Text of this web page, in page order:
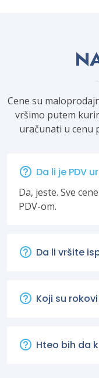
Cene su
vršimo putem
uračunati u cenu
Da li je PDV
Da, jeste. Sve
PDV-om.
Da li vršite
Koji su
Hteo bih da